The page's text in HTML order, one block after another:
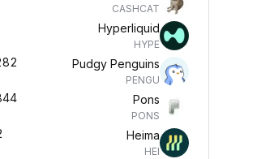
CASHCAT
Hyperliquid
HYPE
Pudgy Penguins
PENGU
Pons
PONS
Heima
HEI